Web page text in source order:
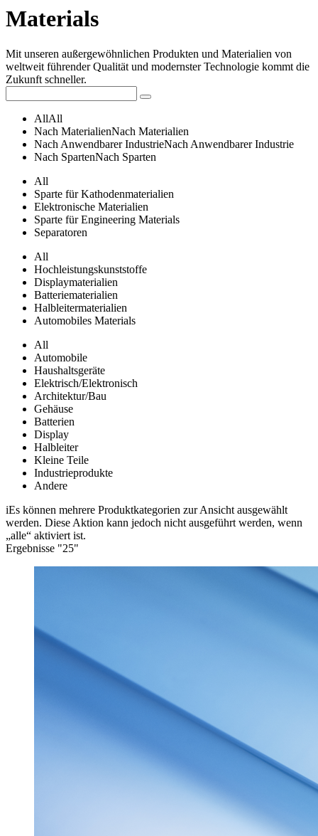
Materials
Mit unseren außergewöhnlichen Produkten und Materialien von
weltweit führender Qualität und modernster Technologie kommt die
Zukunft schneller.
AllAll
Nach MaterialienNach Materialien
Nach Anwendbarer IndustrieNach Anwendbarer Industrie
Nach SpartenNach Sparten
All
Sparte für Kathodenmaterialien
Elektronische Materialien
Sparte für Engineering Materials
Separatoren
All
Hochleistungskunststoffe
Displaymaterialien
Batteriematerialien
Halbleitermaterialien
Automobiles Materials
All
Automobile
Haushaltsgeräte
Elektrisch/Elektronisch
Architektur/Bau
Gehäuse
Batterien
Display
Halbleiter
Kleine Teile
Industrieprodukte
Andere
iEs können mehrere Produktkategorien zur Ansicht ausgewählt
werden. Diese Aktion kann jedoch nicht ausgeführt werden, wenn
„alle“ aktiviert ist.
Ergebnisse "25"